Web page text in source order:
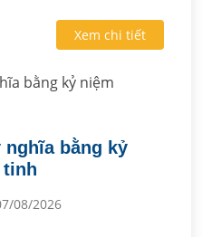
Xem chi tiết
bằng kỷ
tinh
08/2026